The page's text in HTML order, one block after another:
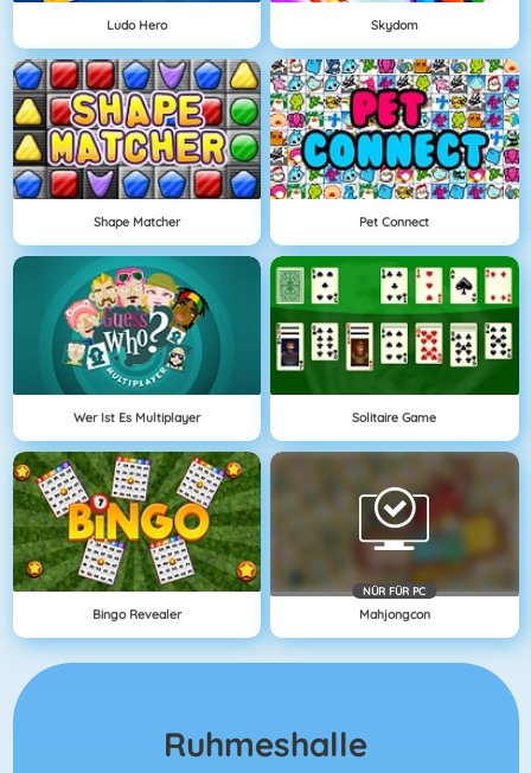
Ludo Hero Skydom
Shape Matcher Pet Connect
Wer Ist Es Multiplayer Solitaire Game
Bingo Revealer
NÜR FÜR PC
Mahjongcon
Ruhmeshalle